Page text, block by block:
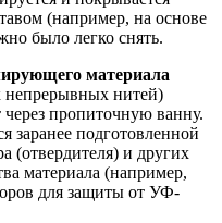
(например, на основе
было легко снять.
материала
непрерывных нитей)
пропиточную ванну.
заранее подготовленной
(отвердителя) и других
материала (например,
для защиты от УФ-